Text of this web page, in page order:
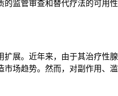
监管审查和替代疗法的可用
展。近年来，由于其治疗性
场趋势。然而，对副作用、